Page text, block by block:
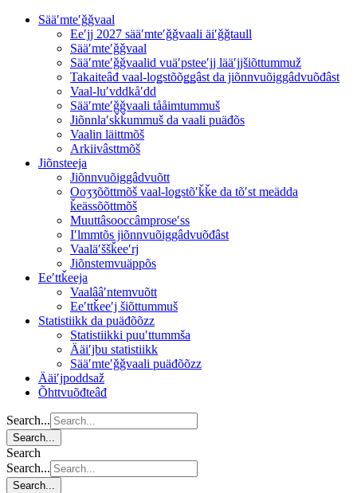
Sääʹmteʹǧǧvaal
Eeʹjj 2027 sääʹmteʹǧǧvaali äiʹǧǧtaull
Sääʹmteʹǧǧvaal
Sääʹmteʹǧǧvaalid vuäʹpsteeʹjj lääʹjjšiõttummuž
Takaiteâđ vaal-loǥstõõǥǥâst da jiõnnvuõiggâdvuõđâst
Vaal-luʹvddkåʹdd
Sääʹmteʹǧǧvaali tååimtummuš
Jiõnnlaʹsǩǩummuš da vaali puäđõs
Vaalin läittmõš
Arkiivâsttmõš
Jiõnsteeja
Jiõnnvuõiggâdvuõtt
Ooʒʒõõttmõš vaal-loǥstõʹǩǩe da tõʹst meädda
ǩeässõõttmõš
Muuttâsooccâmproseʹss
Iʹlmmtõs jiõnnvuõiggâdvuõđâst
Vaaläʹššǩeeʹrj
Jiõnstemvuäppõs
Eeʹttǩeeja
Vaalââʹntemvuõtt
Eeʹttǩeeʹj šiõttummuš
Statistiikk da puäđõõzz
Statistiikki puuʹttummša
Ääiʹjbu statistiikk
Sääʹmteʹǧǧvaali puäđõõzz
Ääiʹjpoddsaž
Õhttvuõđteâđ
Search...
Search...
Search
Search...
Search...